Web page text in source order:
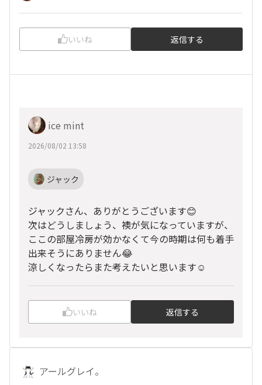
いいね 返信する
ice mint
2026/08/02 13:58
ジャック
ジャックさん、ありがとうございます😊
次はどうしましょう、襖が気になっていますが、
ここの部屋冷房が効かなくて今の時期は何も着手
出来そうにありません😂
涼しくなったらまた考えたいと思います☺️
いいね 返信する
アールグレイ。